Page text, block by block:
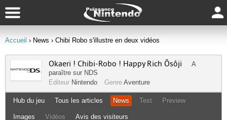
Accueil › News › Chibi Robo s'illustre en deux vidéos
Okaeri ! Chibi-Robo ! Happy Rich Ôsôji
A
paraître sur NDS
Editeur Nintendo Genre Aventure
Hub du jeu Tous les articles News Test Preview
Images Vidéos Avis des visiteurs